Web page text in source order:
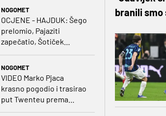
NOGOMET
OCJENE - HAJDUK: Šego
prelomio, Pajaziti
zapečatio, Šotiček
NOGOMET
VIDEO Marko Pjaca
krasno pogodio i trasirao
put Twenteu prema
važnoj pobjedi
branili smo